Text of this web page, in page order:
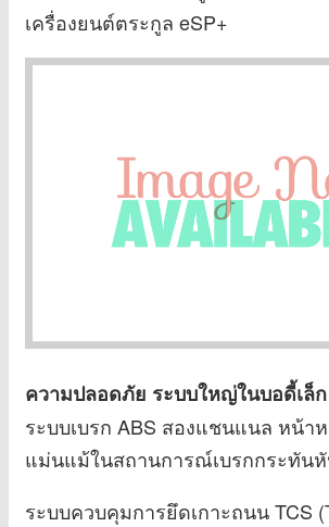
เครื่องยนต์ตระกูล eSP+
ความปลอดภัย ระบบใหญ่ในบอดี้เล็ก
ระบบเบรก ABS สองแชนแนล หน้า
แม่นแม้ในสถานการณ์เบรกกระทัน
ระบบควบคุมการยึดเกาะถนน TCS